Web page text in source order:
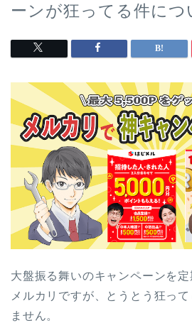
ーンが狂ってる件につ
大盤振る舞いのキャンペーンを
メルカリですが、とうとう狂っ
ません。